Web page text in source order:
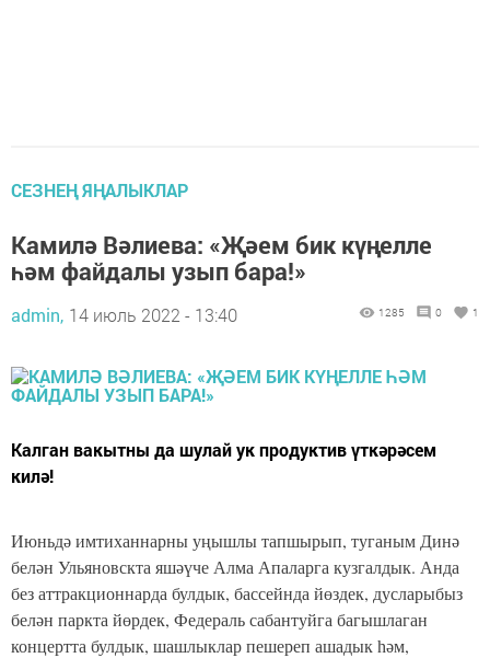
СЕЗНЕҢ ЯҢАЛЫКЛАР
Камилә Вәлиева: «Җәем бик күңелле
һәм файдалы узып бара!»
admin, 14 июль 2022 - 13:40 1285 0 1
Калган вакытны да шулай ук продуктив үткәрәсем
килә!
Июньдә имтиханнарны уңышлы тапшырып, туганым Динә
белән Ульяновскта яшәүче Алма Апаларга кузгалдык. Анда
без аттракционнарда булдык, бассейнда йөздек, дусларыбыз
белән паркта йөрдек, Федераль сабантуйга багышлаган
концертта булдык, шашлыклар пешереп ашадык һәм,